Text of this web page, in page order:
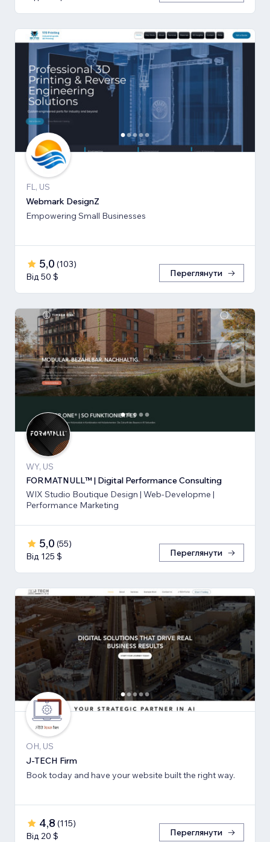
FL, US
Webmark DesignZ
Empowering Small Businesses
5,0 (103)
Від 50 $
Переглянути
WY, US
FORMATNULL™ | Digital Performance Consulting
WIX Studio Boutique Design | Web-Developme |
Performance Marketing
5,0 (55)
Від 125 $
Переглянути
OH, US
J-TECH Firm
Book today and have your website built the right way.
4,8 (115)
Від 20 $
Переглянути